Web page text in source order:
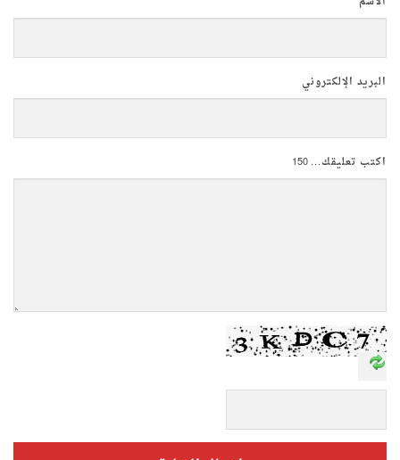
البريد الإلكتروني
اكتب تعليقك...150